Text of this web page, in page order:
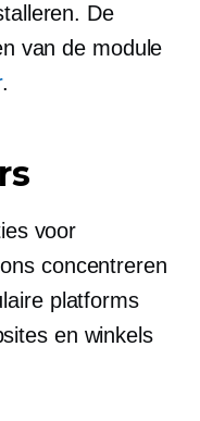
De
van de module
.
voor
concentreren
platforms
en winkels